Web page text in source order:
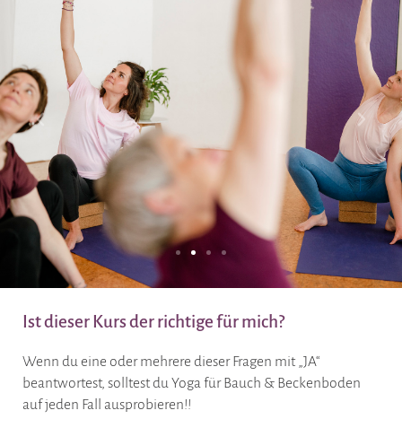
Yogalehrerin Sophie ist auch ausgebildete „Restore
Your Core®“ Trainerin. Diese Trainingsmethode aus
den USA hat zum Ziel, die Körpermitte schonend
Ist dieser Kurs der richtige für mich?
Wenn du eine oder mehrere dieser Fragen mit „JA“
beantwortest, solltest du Yoga für Bauch & Beckenboden
auf jeden Fall ausprobieren!!